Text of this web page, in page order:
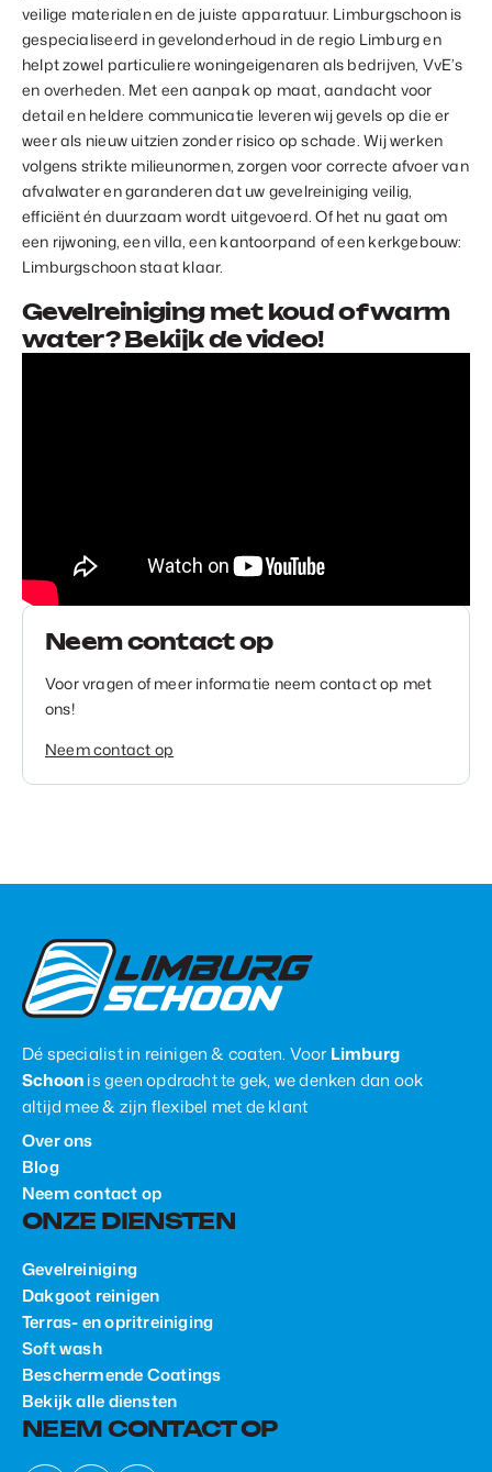
veilige materialen en de juiste apparatuur. Limburgschoon is
gespecialiseerd in gevelonderhoud in de regio Limburg en
helpt zowel particuliere woningeigenaren als bedrijven, VvE’s
en overheden. Met een aanpak op maat, aandacht voor
detail en heldere communicatie leveren wij gevels op die er
weer als nieuw uitzien zonder risico op schade. Wij werken
volgens strikte milieunormen, zorgen voor correcte afvoer van
afvalwater en garanderen dat uw gevelreiniging veilig,
efficiënt én duurzaam wordt uitgevoerd. Of het nu gaat om
een rijwoning, een villa, een kantoorpand of een kerkgebouw:
Limburgschoon staat klaar.
Gevelreiniging met koud of warm
water? Bekijk de video!
Neem contact op
Voor vragen of meer informatie neem contact op met
ons!
Neem contact op
Dé specialist in reinigen & coaten. VoorLimburg
Schoonis geen opdracht te gek, we denken dan ook
altijd mee & zijn flexibel met de klant
Over ons
Blog
Neem contact op
ONZE DIENSTEN
Gevelreiniging
Dakgoot reinigen
Terras- en opritreiniging
Soft wash
Beschermende Coatings
Bekijk alle diensten
NEEM CONTACT OP